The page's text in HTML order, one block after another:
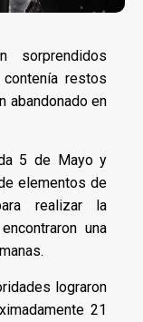
restos
abandonado en
5 de Mayo y
elementos de
realizar la
una
lograron
21